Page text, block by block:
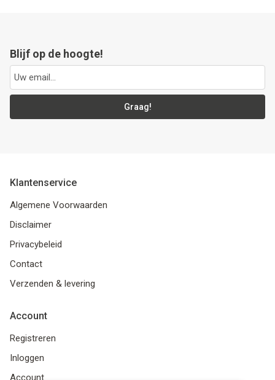
Blijf op de hoogte!
Graag!
Klantenservice
Algemene Voorwaarden
Disclaimer
Privacybeleid
Contact
Verzenden & levering
Account
Registreren
Inloggen
Account